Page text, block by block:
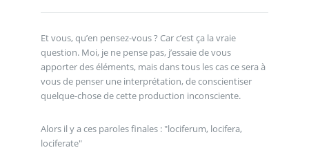
Et vous, qu’en pensez-vous ? Car c’est ça la vraie
question. Moi, je ne pense pas, j’essaie de vous
apporter des éléments, mais dans tous les cas ce sera à
vous de penser une interprétation, de conscientiser
quelque-chose de cette production inconsciente.
Alors il y a ces paroles finales : "lociferum, locifera,
lociferate"